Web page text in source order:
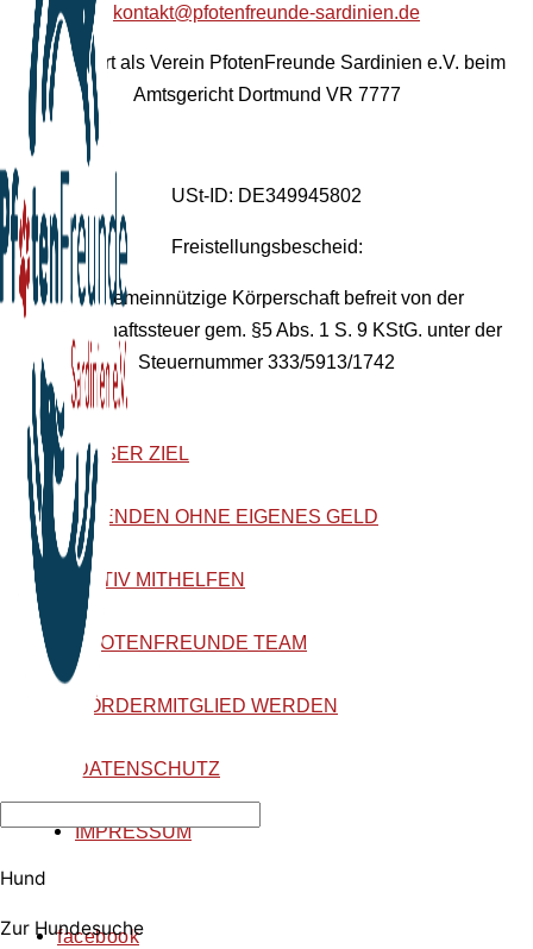
Hund
Zur Hundesuche
kontakt@pfotenfreunde-sardinien.de
Registriert als Verein PfotenFreunde Sardinien e.V. beim
Amtsgericht Dortmund VR 7777
USt-ID: DE349945802
Freistellungsbescheid:
Als gemeinnützige Körperschaft befreit von der
Körperschaftssteuer gem. §5 Abs. 1 S. 9 KStG. unter der
Steuernummer 333/5913/1742
UNSER ZIEL
SPENDEN OHNE EIGENES GELD
AKTIV MITHELFEN
PFOTENFREUNDE TEAM
FÖRDERMITGLIED WERDEN
DATENSCHUTZ
IMPRESSUM
facebook